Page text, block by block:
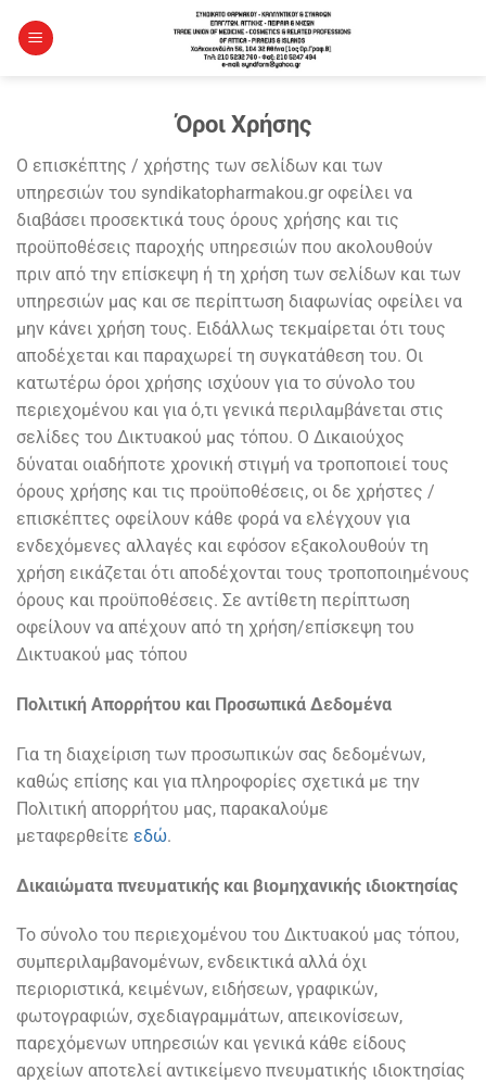
στο
Όροι Χρήσης
Ο επισκέπτης / χρήστης των σελίδων και των
υπηρεσιών του syndikatopharmakou.gr οφείλει να
διαβάσει προσεκτικά τους όρους χρήσης και τις
προϋποθέσεις παροχής υπηρεσιών που ακολουθούν
πριν από την επίσκεψη ή τη χρήση των σελίδων και των
υπηρεσιών μας και σε περίπτωση διαφωνίας οφείλει να
μην κάνει χρήση τους. Ειδάλλως τεκμαίρεται ότι τους
αποδέχεται και παραχωρεί τη συγκατάθεση του. Οι
κατωτέρω όροι χρήσης ισχύουν για το σύνολο του
περιεχομένου και για ό,τι γενικά περιλαμβάνεται στις
σελίδες του Δικτυακού μας τόπου. Ο Δικαιούχος
δύναται οιαδήποτε χρονική στιγμή να τροποποιεί τους
όρους χρήσης και τις προϋποθέσεις, οι δε χρήστες /
επισκέπτες οφείλουν κάθε φορά να ελέγχουν για
ενδεχόμενες αλλαγές και εφόσον εξακολουθούν τη
χρήση εικάζεται ότι αποδέχονται τους τροποποιημένους
όρους και προϋποθέσεις. Σε αντίθετη περίπτωση
οφείλουν να απέχουν από τη χρήση/επίσκεψη του
Δικτυακού μας τόπου
Πολιτική Απορρήτου και Προσωπικά Δεδομένα
Για τη διαχείριση των προσωπικών σας δεδομένων,
καθώς επίσης και για πληροφορίες σχετικά με την
Πολιτική απορρήτου μας, παρακαλούμε
μεταφερθείτε εδώ.
Δικαιώματα πνευματικής και βιομηχανικής ιδιοκτησίας
Το σύνολο του περιεχομένου του Δικτυακού μας τόπου,
συμπεριλαμβανομένων, ενδεικτικά αλλά όχι
περιοριστικά, κειμένων, ειδήσεων, γραφικών,
φωτογραφιών, σχεδιαγραμμάτων, απεικονίσεων,
παρεχόμενων υπηρεσιών και γενικά κάθε είδους
αρχείων αποτελεί αντικείμενο πνευματικής ιδιοκτησίας